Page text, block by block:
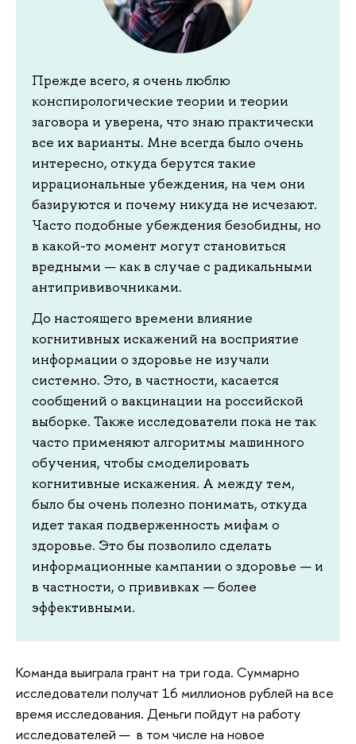
Прежде всего, я очень люблю
конспирологические теории и теории
заговора и уверена, что знаю практически
все их варианты. Мне всегда было очень
интересно, откуда берутся такие
иррациональные убеждения, на чем они
базируются и почему никуда не исчезают.
Часто подобные убеждения безобидны, но
в какой-то момент могут становиться
вредными — как в случае с радикальными
антипрививочниками.
До настоящего времени влияние
когнитивных искажений на восприятие
информации о здоровье не изучали
системно. Это, в частности, касается
сообщений о вакцинации на российской
выборке. Также исследователи пока не так
часто применяют алгоритмы машинного
обучения, чтобы смоделировать
когнитивные искажения. А между тем,
было бы очень полезно понимать, откуда
идет такая подверженность мифам о
здоровье. Это бы позволило сделать
информационные кампании о здоровье — и
в частности, о прививках — более
эффективными.
Команда выиграла грант на три года. Суммарно
исследователи получат 16 миллионов рублей на все
время исследования. Деньги пойдут на работу
исследователей — в том числе на новое